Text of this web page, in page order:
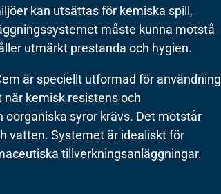
kan utsättas för kemiska spill,
måste kunna motstå
utmärkt prestanda och hygien.
är speciellt utformad för användning
kemisk resistens och
syror krävs. Det motstår
vatten. Systemet är idealiskt för
tillverkningsanläggningar.